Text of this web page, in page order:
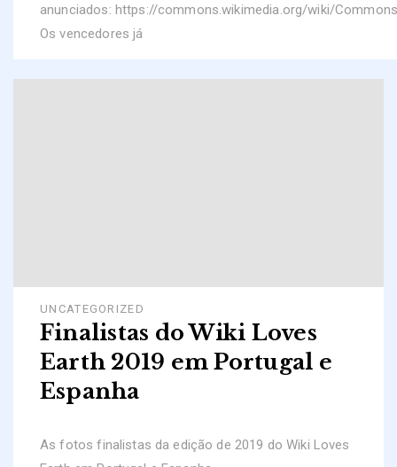
anunciados: https://commons.wikimedia.org/wiki/
Os vencedores já
UNCATEGORIZED
Finalistas do Wiki Loves
Earth 2019 em Portugal e
Espanha
As fotos finalistas da edição de 2019 do Wiki Loves